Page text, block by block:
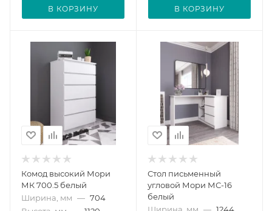
В КОРЗИНУ В КОРЗИНУ
Комод высокий Мори
МК 700.5 белый
Ширина, мм — 704
Стол письменный
угловой Мори МС-16
белый